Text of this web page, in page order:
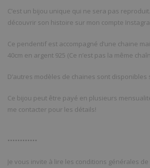
C’est un bijou unique qui ne sera pas
découvrir son histoire sur mon compte
Ce pendentif est accompagné d’une chaine
40cm en argent 925 (Ce n’est pas la même
D’autres modèles de chaines sont disponibles
Ce bijou peut être payé en plusieurs
me contacter pour les détails!
••••••••••••
Je vous invite à lire les conditions générales